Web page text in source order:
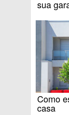
sua
Como
casa